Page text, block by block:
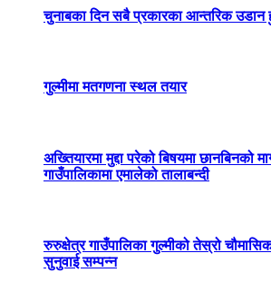
चुनाबका दिन सबै प्रकारका आन्तरिक उडान
गुल्मीमा मतगणना स्थल तयार
अख्तियारमा मुद्दा परेको बिषयमा छानबिनको
गाउँपालिकामा एमालेको तालाबन्दी
रुरुक्षेत्र गाउँपालिका गुल्मीको तेस्रो
सुनुवाई सम्पन्न